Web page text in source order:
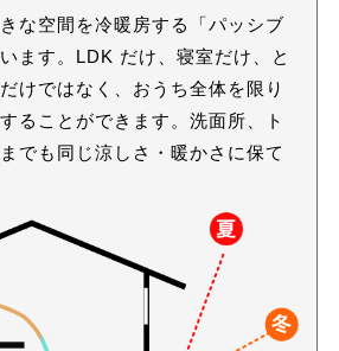
な空間を冷暖房する「パッシブ
ます。LDK だけ、寝室だけ、と
けではなく、おうち全体を限り
ることができます。洗面所、ト
でも同じ涼しさ・暖かさに保て